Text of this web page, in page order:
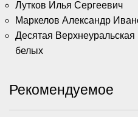
Лутков Илья Сергеевич
Маркелов Александр
Десятая Верхнеуральская
белых
Рекомендуемое